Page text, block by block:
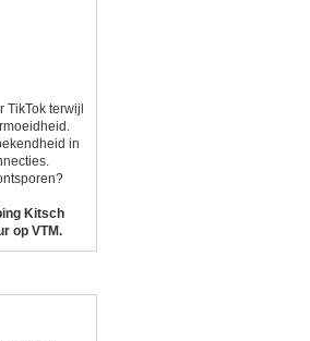
TikTok terwijl
in
Kitsch
op VTM.